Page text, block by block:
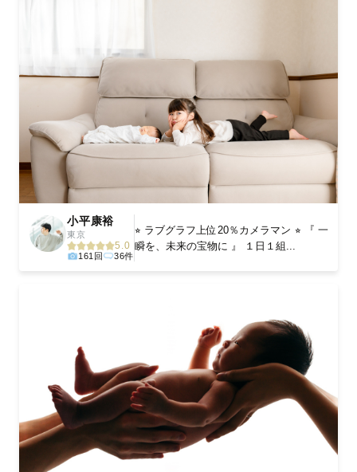
小平康裕
東京
5.0
161回 36件
⭐︎ ラブグラフ上位20％カメラマン ⭐︎ 『 一
瞬を、未来の宝物に 』 １日１組...